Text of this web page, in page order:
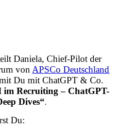
Daniela, Chief-Pilot der
von APSCo Deutschland
Du mit ChatGPT & Co.
im Recruiting – ChatGPT-
Dives“.
Du: